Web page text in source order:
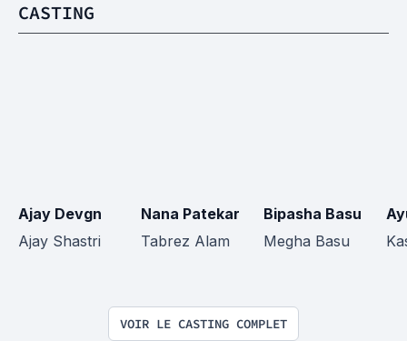
CASTING
Ajay Devgn
Ajay Shastri
Nana Patekar
Tabrez Alam
Bipasha Basu
Megha Basu
VOIR LE CASTING COMPLET